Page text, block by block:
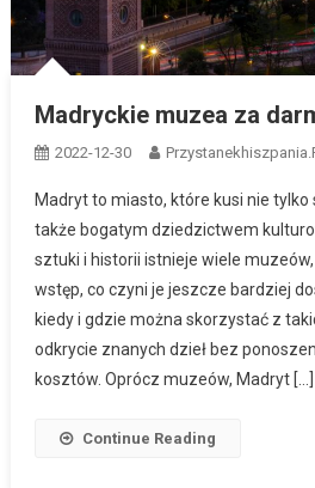
Madryckie muzea za
2022-12-30
Madryt to miasto, które kusi nie
także bogatym dziedzictwem
sztuki i historii istnieje wiele
wstęp, co czyni je jeszcze bardziej
kiedy i gdzie można skorzystać z
odkrycie znanych dzieł bez
kosztów. Oprócz muzeów, Madryt […]
Continue Reading